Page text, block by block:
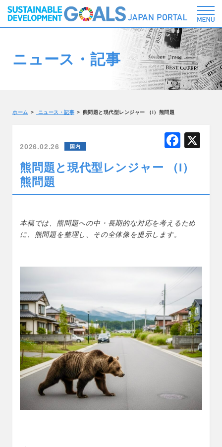
ニュース・記事
ホーム ニュース・記事 熊問題と現代型レンジャー （I）熊問題
2026.02.26 国内
F
c
o
熊問題と現代型レンジャー （I）
熊問題
本稿では、熊問題への中・長期的な対応を考えるため
に、熊問題を整理し、その全体像を提示します。